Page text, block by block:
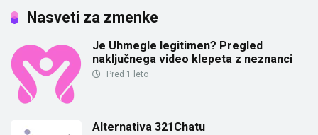
Nasveti za zmenke
Je Uhmegle legitimen? Pregled
naključnega video klepeta z neznanci
Pred 1 leto
Alternativa 321Chatu